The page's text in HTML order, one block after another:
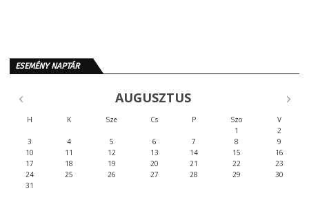
ESEMÉNY NAPTÁR
AUGUSZTUS
H K Sze Cs P Szo
V
1
2
3
4 5 6 7 8
9
10
11 12 13 14 15
16
17
18 19 20 21 22
23
24
25 26 27 28 29
30
31